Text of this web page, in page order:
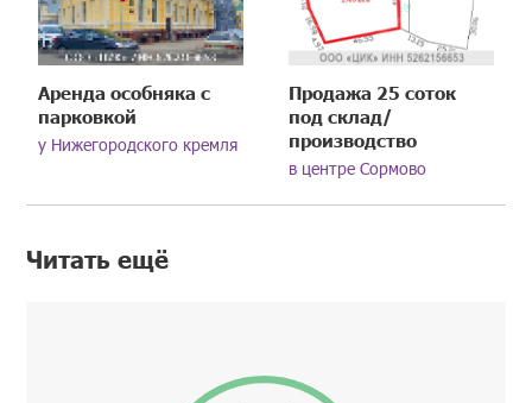
Аренда особняка с
парковкой
у Нижегородского кремля
Продажа 25 соток
под склад/
производство
в центре Сормово
Читать ещё